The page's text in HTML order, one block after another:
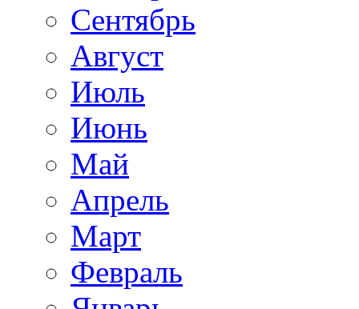
Сентябрь
Август
Июль
Июнь
Май
Апрель
Март
Февраль